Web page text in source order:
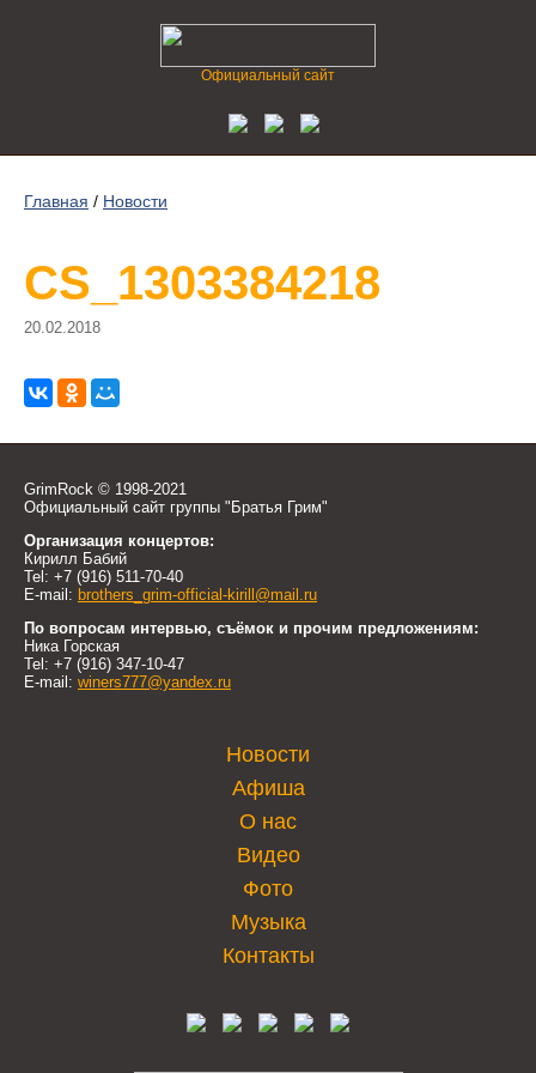
Официальный сайт
Главная / Новости
CS_1303384218
20.02.2018
GrimRock © 1998-2021
Официальный сайт группы "Братья Грим"
Организация концертов:
Кирилл Бабий
Tel: +7 (916) 511-70-40
E-mail: brothers_grim-official-kirill@mail.ru
По вопросам интервью, съёмок и прочим предложениям:
Ника Горская
Tel: +7 (916) 347-10-47
E-mail: winers777@yandex.ru
Новости
Афиша
О нас
Видео
Фото
Музыка
Контакты